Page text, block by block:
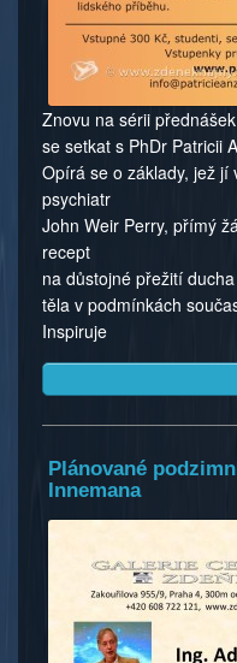
Znovu na sérii
se setkat s PhDr Patricii
Opírá se o základy, jež jí
psychiatr
John Weir Perry, přímý
recept
na důstojné přežití
těla v podmínkách
Inspiruje
Plánované
Innemana